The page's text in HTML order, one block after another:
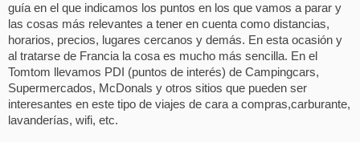
guía en el que indicamos los puntos en los que vamos a parar y
las cosas más relevantes a tener en cuenta como distancias,
horarios, precios, lugares cercanos y demás. En esta ocasión y
al tratarse de Francia la cosa es mucho más sencilla. En el
Tomtom llevamos PDI (puntos de interés) de Campingcars,
Supermercados, McDonals y otros sitios que pueden ser
interesantes en este tipo de viajes de cara a compras,carburante,
lavanderías, wifi, etc.